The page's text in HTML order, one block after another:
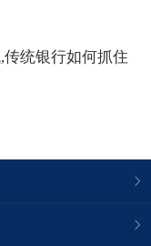
统银行如何抓住